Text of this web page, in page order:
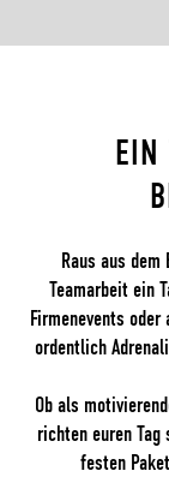
Raus aus
Teamarbeit ein
Firmenevents
ordentlich
Ob als
richten euren
festen